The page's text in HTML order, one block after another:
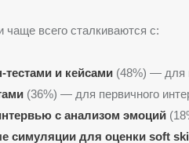
чаще всего сталкиваются с:
и кейсами(48%) — для
(36%) — для первичного
с анализом эмоций
симуляции для оценки soft